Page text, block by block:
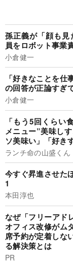
孫正義が「顔も
員をロボット事業
小倉健一
「好きなことを
の回答が正論すぎ
小倉健一
「もう5回くらい
メニュー”美味し
ソ美味い」「好き
ランチ命の山盛くん
今すぐ昇進させた
1
本田淳也
なぜ「フリーアド
オフィス改修がム
席予約が定着しな
る解決策とは
PR